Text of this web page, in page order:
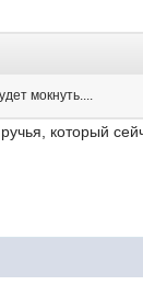
мокнуть....
который